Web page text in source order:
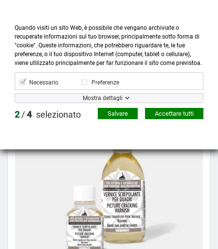

Prodotti

Account

Cerca
more_horiz
Menù
shopping_cart
Prezzo scontato
Quando visiti un sito Web, è possibile che vengano archiviate o
recuperate informazioni sul tuo browser, principalmente sotto forma di
"cookie". Queste informazioni, che potrebbero riguardare te, le tue
preferenze, o il tuo dispositivo Internet (computer, tablet o cellulare),
viene utilizzato principalmente per far funzionare il sito come previstoa.
Necessario Preferenze
Mostra dettagli
2/4 selezionato Accettare tutti
Salvare